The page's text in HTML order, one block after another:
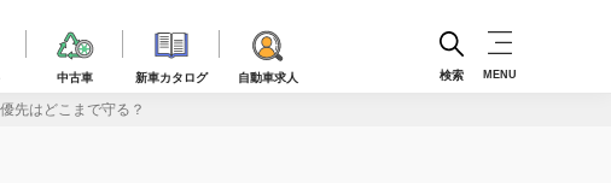
中古車 新車カタログ 自動車求人 検索 MENU
先はどこまで守る？